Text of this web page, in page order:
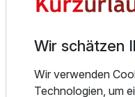
es 500 Meter und zum
eingerichtet und
Davidson, Italien und
Konzept unseres
durchführen.
Wir schätzen
Wir verwenden
Technologien, um